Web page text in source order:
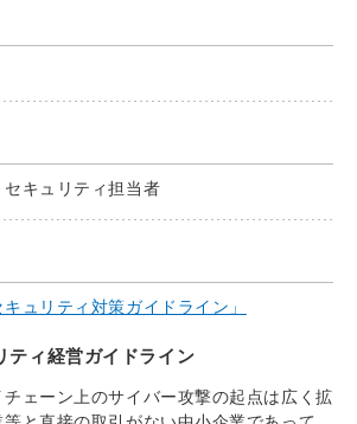
キュリティ担当者
キュリティ対策ガイドライン」
ティ経営ガイドライン
ェーン上のサイバー攻撃の起点は広く拡